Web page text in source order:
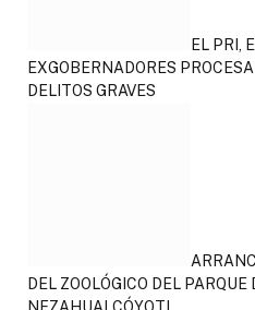
EL PRI,
EXGOBERNADORES
DELITOS GRAVES
DEL ZOOLÓGICO DEL PARQUE